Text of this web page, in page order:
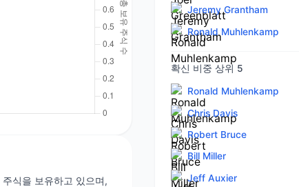
주식을 보유하고 있으며,
Jeremy Grantham
Ronald Muhlenkamp
확신 비중 상위 5
Ronald Muhlenkamp
Chris Davis
Robert Bruce
Bill Miller
Jeff Auxier